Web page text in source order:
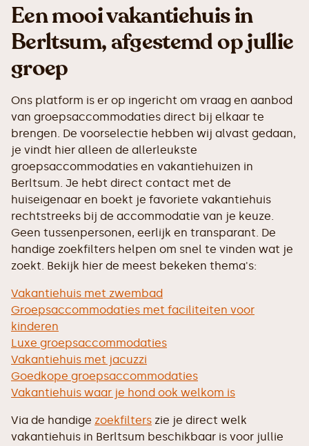
Een mooi vakantiehuis in
Berltsum, afgestemd op jullie
groep
Ons platform is er op ingericht om vraag en aanbod
van groepsaccommodaties direct bij elkaar te
brengen. De voorselectie hebben wij alvast gedaan,
je vindt hier alleen de allerleukste
groepsaccommodaties en vakantiehuizen in
Berltsum. Je hebt direct contact met de
huiseigenaar en boekt je favoriete vakantiehuis
rechtstreeks bij de accommodatie van je keuze.
Geen tussenpersonen, eerlijk en transparant. De
handige zoekfilters helpen om snel te vinden wat je
zoekt. Bekijk hier de meest bekeken thema's:
Vakantiehuis met zwembad
Groepsaccommodaties met faciliteiten voor
kinderen
Luxe groepsaccommodaties
Vakantiehuis met jacuzzi
Goedkope groepsaccommodaties
Vakantiehuis waar je hond ook welkom is
Via de handige zoekfilters zie je direct welk
vakantiehuis in Berltsum beschikbaar is voor jullie